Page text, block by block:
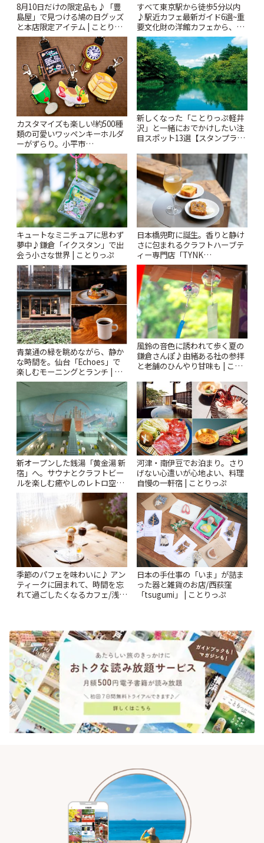
8月10日だけの限定品も♪「豊
島屋」で見つける鳩の日グッズ
と本店限定アイテム | ことりっ
ぷ
すべて東京駅から徒歩5分以内
♪駅近カフェ最新ガイド6選~重
要文化財の洋館カフェから、改
札すぐのレトロ喫茶まで~ | こと
りっぷ
カスタマイズも楽しい!約500種
類の可愛いワッペンキーホルダ
ーがずらり。小平市
「Kimamaya T&K」 | ことりっ
ぷ
新しくなった「ことりっぷ軽井
沢」と一緒におでかけしたい注
目スポット13選【スタンプラリ
キュートなミニチュアに思わず
夢中♪鎌倉「イクスタン」で出
会う小さな世界 | ことりっぷ
日本橋兜町に誕生。香りと静け
さに包まれるクラフトハーブテ
ィー専門店「TYNK
Kabutocho」 | ことりっぷ
青葉通の緑を眺めながら、静か
な時間を。仙台「Echoes」で
楽しむモーニングとランチ | こ
とりっぷ
風鈴の音色に誘われて歩く夏の
鎌倉さんぽ♪由緒ある社の参拝
と老舗のひんやり甘味も | こと
新オープンした銭湯「黄金湯 新
宿」へ。サウナとクラフトビー
ルを楽しむ癒やしのレトロ空間
| ことりっぷ
河津・南伊豆でお泊まり。さり
げない心遣いが心地よい、料理
自慢の一軒宿 | ことりっぷ
季節のパフェを味わいに♪ アン
ティークに囲まれて、時間を忘
れて過ごしたくなるカフェ/浅草
日本の手仕事の「いま」が詰ま
った器と雑貨のお店/西荻窪
「tsugumi」 | ことりっぷ